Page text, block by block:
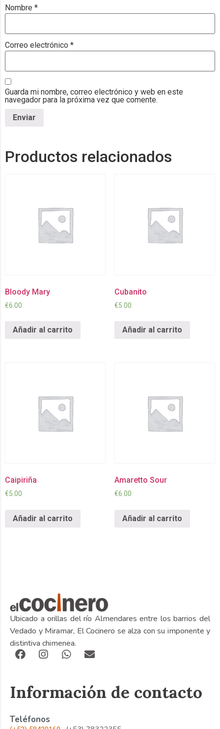
Nombre *
Correo electrónico *
Guarda mi nombre, correo electrónico y web en este
navegador para la próxima vez que comente.
Productos relacionados
Bloody Mary
€6.00
Añadir al carrito
Cubanito
€5.00
Añadir al carrito
Caipiriña
€5.00
Añadir al carrito
Amaretto Sour
€6.00
Añadir al carrito
Ubicado a orillas del río Almendares entre los barrios del
Vedado y Miramar, El Cocinero se alza con su imponente y
distintiva chimenea.
Información de contacto
Teléfonos